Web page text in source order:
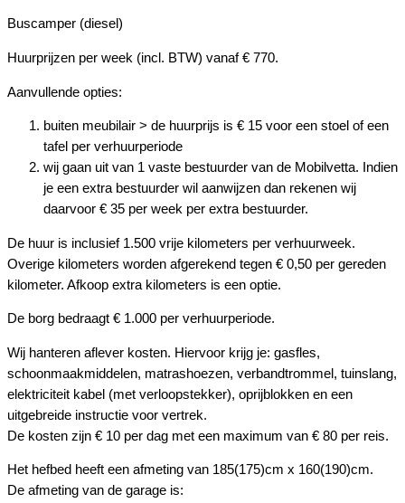
Buscamper (diesel)
Huurprijzen per week (incl. BTW) vanaf € 770.
Aanvullende opties:
buiten meubilair > de huurprijs is € 15 voor een stoel of een
tafel per verhuurperiode
wij gaan uit van 1 vaste bestuurder van de Mobilvetta. Indien
je een extra bestuurder wil aanwijzen dan rekenen wij
daarvoor € 35 per week per extra bestuurder.
De huur is inclusief 1.500 vrije kilometers per verhuurweek.
Overige kilometers worden afgerekend tegen € 0,50 per gereden
kilometer. Afkoop extra kilometers is een optie.
De borg bedraagt € 1.000 per verhuurperiode.
Wij hanteren aflever kosten. Hiervoor krijg je: gasfles,
schoonmaakmiddelen, matrashoezen, verbandtrommel, tuinslang,
elektriciteit kabel (met verloopstekker), oprijblokken en een
uitgebreide instructie voor vertrek.
De kosten zijn € 10 per dag met een maximum van € 80 per reis.
Het hefbed heeft een afmeting van 185(175)cm x 160(190)cm.
De afmeting van de garage is: